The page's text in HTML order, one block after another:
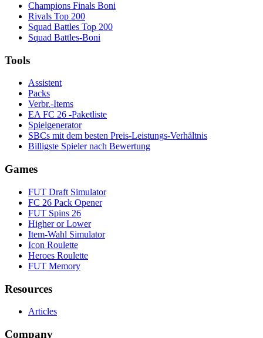
Champions Finals Boni
Rivals Top 200
Squad Battles Top 200
Squad Battles-Boni
Tools
Assistent
Packs
Verbr.-Items
EA FC 26 -Paketliste
Spielgenerator
SBCs mit dem besten Preis-Leistungs-Verhältnis
Billigste Spieler nach Bewertung
Games
FUT Draft Simulator
FC 26 Pack Opener
FUT Spins 26
Higher or Lower
Item-Wahl Simulator
Icon Roulette
Heroes Roulette
FUT Memory
Resources
Articles
Company